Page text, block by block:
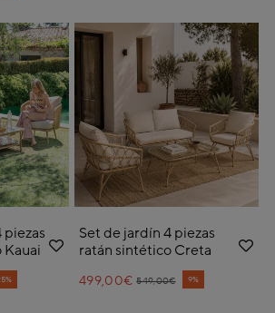
piezas
from
Set de jardín 4 piezas
ratán sintético Creta
Price reduced from
549,00€
to 9%
499,00€